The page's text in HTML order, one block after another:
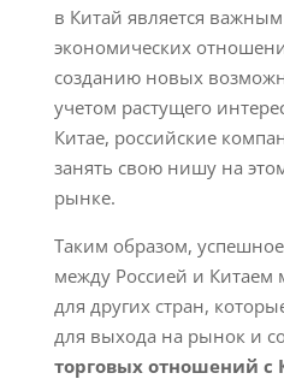
в Китай является
экономических
созданию новых
учетом растущего
Китае, российские
занять свою нишу на
рынке.
Таким образом,
между Россией и Китаем
для других стран,
для выхода на рынок и
торговых отношений с